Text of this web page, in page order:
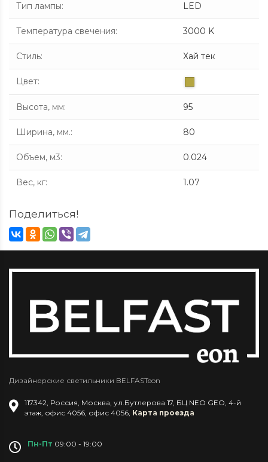
Тип лампы: LED
Температура свечения: 3000 K
Стиль: Хай тек
Цвет:
Высота, мм: 95
Ширина, мм.: 80
Объем, м3: 0.024
Вес, кг: 1.07
Поделиться!
Дизайнерские светильники BELFASTeon
117342, Россия, Москва, ул.Бутлерова 17, БЦ NEO GEO, 4-й
этаж, офис 4056, офис 4056, Карта проезда
Пн-Пт 09:00 - 19:00